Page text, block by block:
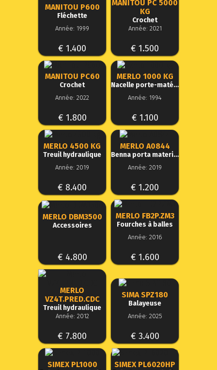
MANITOU P600
Fléchette
Année: 1999
€ 1.400
MANITOU PC 5000
KG
Crochet
Année: 2021
€ 1.500
MANITOU PC60
Crochet
Année: 2022
€ 1.800
MERLO 1000 KG
Nacelle porte-matériel
Année: 1994
€ 1.100
MERLO 4500 KG
Treuil hydraulique
Année: 2019
€ 8.400
MERLO A0844
Benna porta materiali
Année: 2019
€ 1.200
MERLO DBM3500
Accessoires
€ 4.800
MERLO FB2P.ZM3
Fourches à balles
Année: 2016
€ 1.600
MERLO
VZ4T.PRED.CDC
Treuil hydraulique
Année: 2012
€ 7.800
SIMA SPZ180
Balayeuse
Année: 2025
€ 3.400
SIMEX PL1000 SIMEX PL6020HP